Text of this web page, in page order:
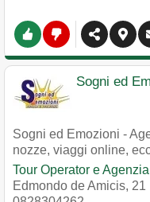
Sogni ed
Sogni ed Emozioni -
nozze, viaggi online,
Tour Operator e
Edmondo de Amicis, 21